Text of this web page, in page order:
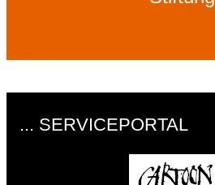
... SERVICEPORTAL